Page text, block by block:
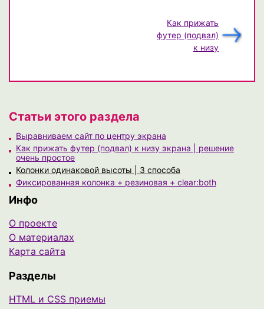
Как прижать
футер (подвал)
к низу
Статьи этого раздела
Выравниваем сайт по центру экрана
Как прижать футер (подвал) к низу экрана | решение
очень простое
Колонки одинаковой высоты | 3 способа
Фиксированная колонка + резиновая + clear:both
Инфо
О проекте
О материалах
Карта сайта
Разделы
HTML и CSS приемы